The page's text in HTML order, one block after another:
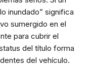
inundado” significa
sumergido en el
para cubrir el
del título forma
del vehículo.